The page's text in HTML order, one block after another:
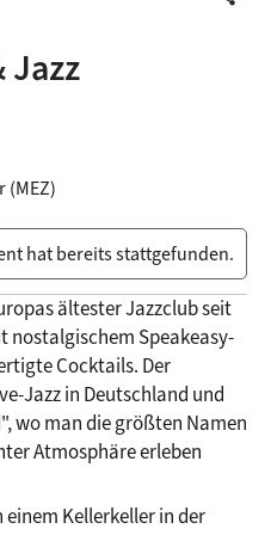
Jazz
(MEZ)
hat bereits stattgefunden.
ältester Jazzclub seit
nostalgischem Speakeasy-
Cocktails. Der
Jazz in Deutschland und
wo man die größten Namen
Atmosphäre erleben
einem Kellerkeller in der